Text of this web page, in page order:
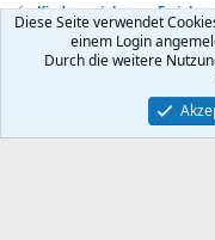
Kindererziehung -
Kontakt
Community platform by
Diese Seite verwendet
einem Login
Durch die weitere